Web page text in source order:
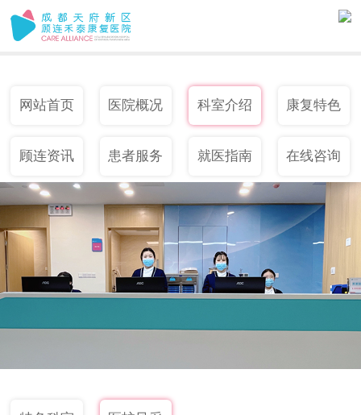
网站首页 医院概况 科室介绍 康复特色
顾连资讯 患者服务 就医指南 在线咨询